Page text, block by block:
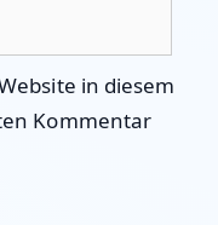
in diesem
Kommentar